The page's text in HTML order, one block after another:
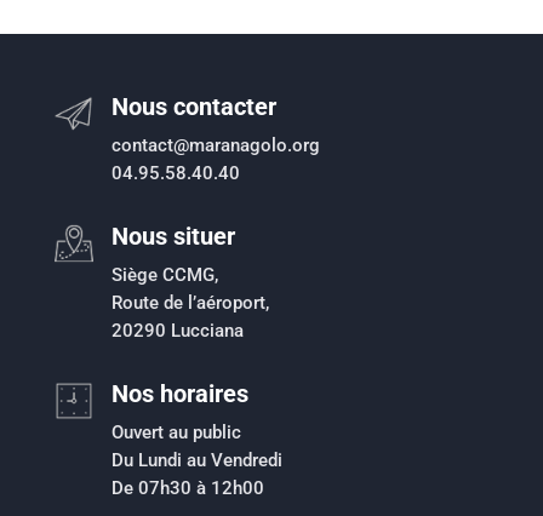
Nous contacter
contact@maranagolo.org
04.95.58.40.40
Nous situer
Siège CCMG,
Route de l’aéroport,
20290 Lucciana
Nos horaires
Ouvert au public
Du Lundi au Vendredi
De 07h30 à 12h00